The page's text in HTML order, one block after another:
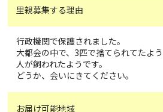
里親募集する理由
行政機関で保護されました。
大都会の中で、3匹で捨てられてたよ
人が飼われたようです。
どうか、会いにきてください。
お届け可能地域